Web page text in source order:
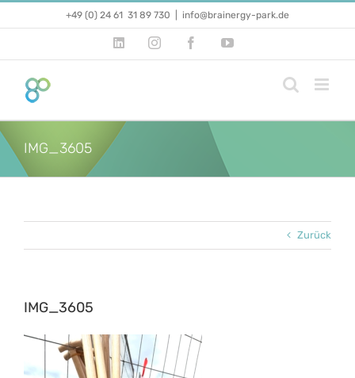
+49 (0) 24 61 31 89 730 info@brainergy-park.de
LinkedInInstagramFacebookYouTube
IMG_3605
Zurück
IMG_3605